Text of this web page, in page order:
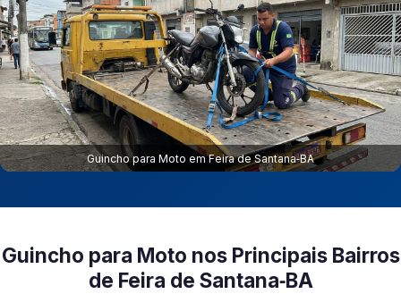
Guincho para Moto em Feira de Santana‑BA
Guincho para Moto nos Principais Bairros
de Feira de Santana‑BA